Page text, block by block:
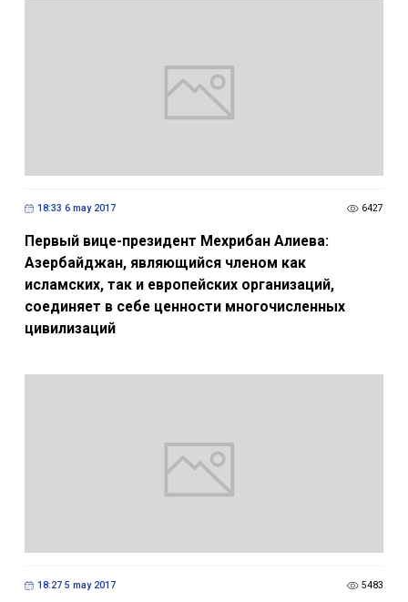
18:33 6 may 2017 6427
Первый вице-президент Мехрибан Алиева:
Азербайджан, являющийся членом как
исламских, так и европейских организаций,
соединяет в себе ценности многочисленных
цивилизаций
18:27 5 may 2017 5483